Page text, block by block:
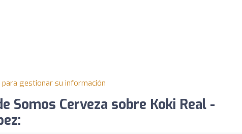
gestionar su información
Somos Cerveza sobre Koki Real -